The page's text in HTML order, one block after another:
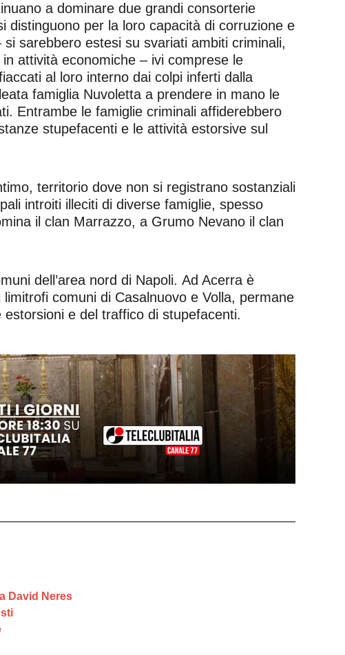
a dominare due grandi consorterie
distinguono per la loro capacità di corruzione e
sarebbero estesi su svariati ambiti criminali,
attività economiche – ivi comprese le
al loro interno dai colpi inferti dalla
famiglia Nuvoletta a prendere in mano le
Entrambe le famiglie criminali affiderebbero
stupefacenti e le attività estorsive sul
territorio dove non si registrano sostanziali
introiti illeciti di diverse famiglie, spesso
il clan Marrazzo, a Grumo Nevano il clan
dell’area nord di Napoli. Ad Acerra è
comuni di Casalnuovo e Volla, permane
estorsioni e del traffico di stupefacenti.
David Neres